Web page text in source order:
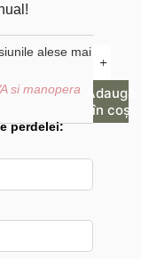
alese mai
si manopera
perdelei:
Perdele
Rustice
din
Iuta
Adaugă
în coș